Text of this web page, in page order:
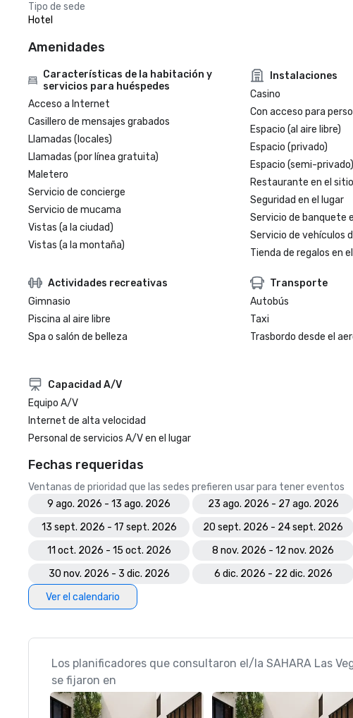
Tipo de sede
Hotel
Amenidades
Características de la habitación y
servicios para huéspedes
Acceso a Internet
Casillero de mensajes grabados
Llamadas (locales)
Llamadas (por línea gratuita)
Maletero
Servicio de concierge
Servicio de mucama
Vistas (a la ciudad)
Vistas (a la montaña)
Instalaciones
Casino
Con acceso para
Espacio (al aire libre)
Espacio (privado)
Espacio (semi-privado)
Restaurante en el sitio
Seguridad en el lugar
Servicio de banquete
Servicio de vehículos
Tienda de regalos en
Actividades recreativas
Gimnasio
Piscina al aire libre
Spa o salón de belleza
Transporte
Autobús
Taxi
Trasbordo desde el
Capacidad A/V
Equipo A/V
Internet de alta velocidad
Personal de servicios A/V en el lugar
Fechas requeridas
Ventanas de prioridad que las sedes prefieren usar para tener eventos
9 ago. 2026 - 13 ago. 2026
23 ago. 2026 - 27 ago. 2026
13 sept. 2026 - 17 sept. 2026
20 sept. 2026 - 24 sept. 2026
11 oct. 2026 - 15 oct. 2026
8 nov. 2026 - 12 nov. 2026
30 nov. 2026 - 3 dic. 2026
6 dic. 2026 - 22 dic. 2026
Ver el calendario
Los planificadores que consultaron el/la SAHARA Las
se fijaron en